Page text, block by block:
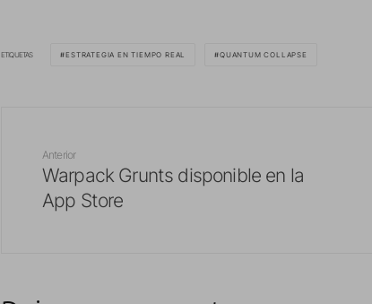
ETIQUETAS ESTRATEGIA EN TIEMPO REAL QUANTUM COLLAPSE
Anterior
Warpack Grunts disponible en la
App Store